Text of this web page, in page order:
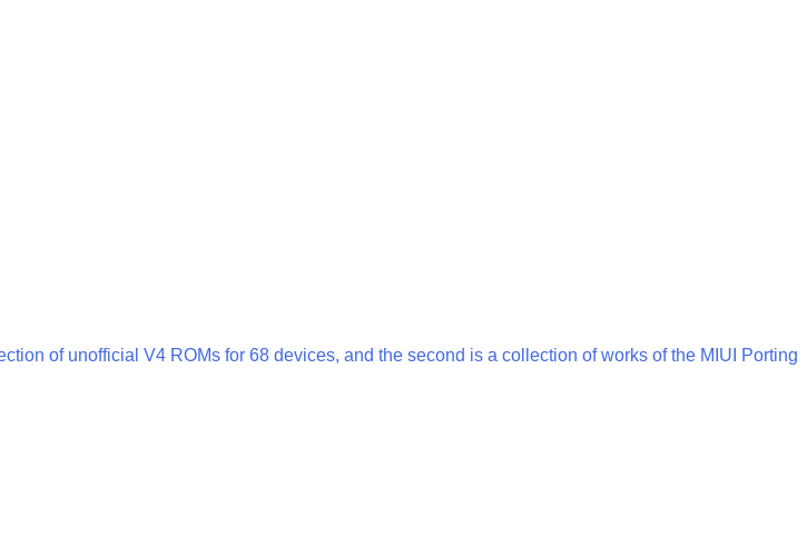
of unofficial V4 ROMs for 68 devices, and the second is a collection of works of the MIUI Porting